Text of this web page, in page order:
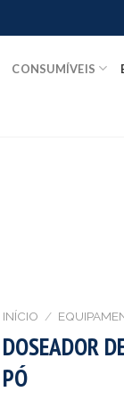
CONSUMÍVEIS
INÍCIO /
DOSEADOR
PÓ